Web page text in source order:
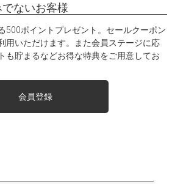
ないお客様
500ポイントプレゼント。セールクーポン
用いただけます。また会員ステージに応
も貯まるなどお得な特典をご用意してお
会員登録